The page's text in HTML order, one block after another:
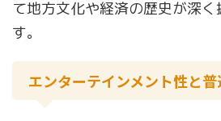
て地方文化や経済の歴史が深
す。
エンターテインメント性と